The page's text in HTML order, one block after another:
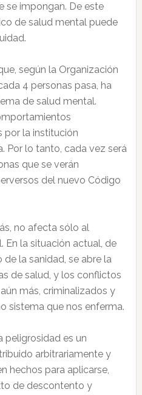
se impongan. De este
de salud mental puede
según la Organización
4 personas pasa, ha
de salud mental.
por la institución
Por lo tanto, cada vez será
que se verán
del nuevo Código
no afecta sólo al
En la situación actual, de
la sanidad, se abre la
de salud, y los conflictos
más, criminalizados y
sistema que nos enferma.
peligrosidad es un
arbitrariamente y
hechos para aplicarse,
de descontento y